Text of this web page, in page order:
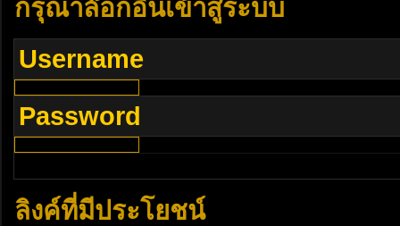
กรุณาล๊อกอินเข้าสู่ระบบ
Username
Password
ลิงค์ที่มีประโยชน์